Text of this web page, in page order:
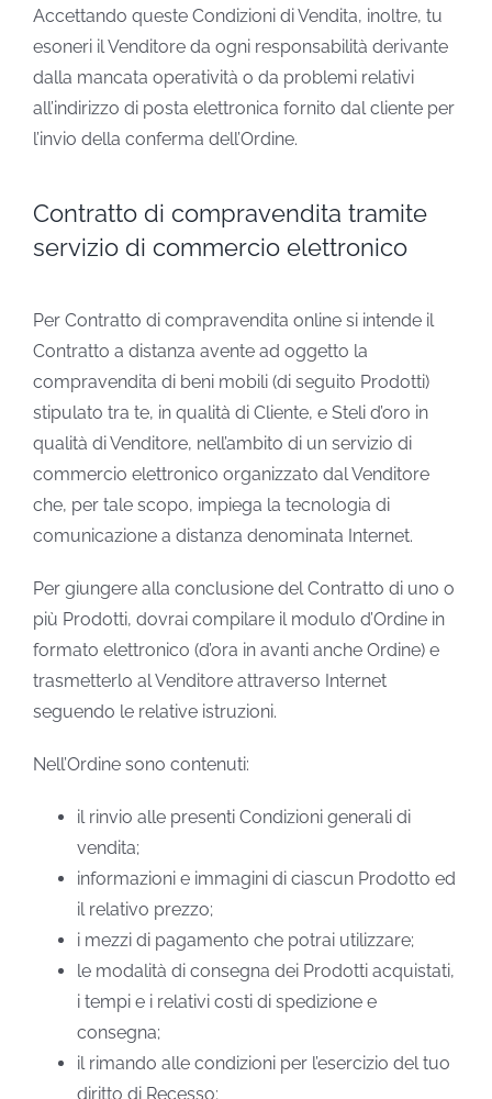
Accettando queste Condizioni di Vendita, inoltre, tu
esoneri il Venditore da ogni responsabilità derivante
dalla mancata operatività o da problemi relativi
all’indirizzo di posta elettronica fornito dal cliente per
l’invio della conferma dell’Ordine.
Contratto di compravendita tramite
servizio di commercio elettronico
Per Contratto di compravendita online si intende il
Contratto a distanza avente ad oggetto la
compravendita di beni mobili (di seguito Prodotti)
stipulato tra te, in qualità di Cliente, e Steli d’oro in
qualità di Venditore, nell’ambito di un servizio di
commercio elettronico organizzato dal Venditore
che, per tale scopo, impiega la tecnologia di
comunicazione a distanza denominata Internet.
Per giungere alla conclusione del Contratto di uno o
più Prodotti, dovrai compilare il modulo d’Ordine in
formato elettronico (d’ora in avanti anche Ordine) e
trasmetterlo al Venditore attraverso Internet
seguendo le relative istruzioni.
Nell’Ordine sono contenuti:
il rinvio alle presenti Condizioni generali di
vendita;
informazioni e immagini di ciascun Prodotto ed
il relativo prezzo;
i mezzi di pagamento che potrai utilizzare;
le modalità di consegna dei Prodotti acquistati,
i tempi e i relativi costi di spedizione e
consegna;
il rimando alle condizioni per l’esercizio del tuo
diritto di Recesso;